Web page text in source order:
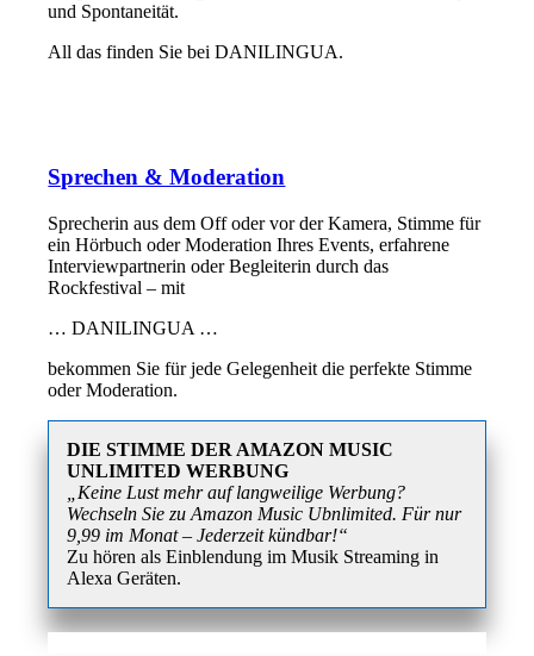
und Spontaneität.
All das finden Sie bei DANILINGUA.
Sprechen & Moderation
Sprecherin aus dem Off oder vor der Kamera, Stimme für
ein Hörbuch oder Moderation Ihres Events, erfahrene
Interviewpartnerin oder Begleiterin durch das
Rockfestival – mit
… DANILINGUA …
bekommen Sie für jede Gelegenheit die perfekte Stimme
oder Moderation.
DIE STIMME DER AMAZON MUSIC
UNLIMITED WERBUNG
„Keine Lust mehr auf langweilige Werbung?
Wechseln Sie zu Amazon Music Ubnlimited. Für nur
9,99 im Monat – Jederzeit kündbar!“
Zu hören als Einblendung im Musik Streaming in
Alexa Geräten.